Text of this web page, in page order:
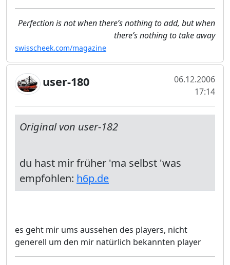
Perfection is not when there’s nothing to add, but when
there’s nothing to take away
swisscheek.com/magazine
user-180
06.12.2006
17:14
Original von user-182
du hast mir früher 'ma selbst 'was
empfohlen: h6p.de
es geht mir ums aussehen des players, nicht
generell um den mir natürlich bekannten player